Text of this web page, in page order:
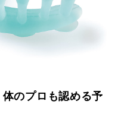
体のプロも認める予